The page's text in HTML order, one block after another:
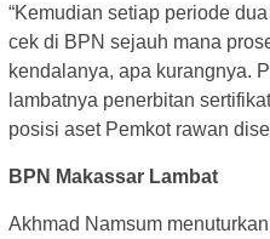
“Kemudian setiap periode
cek di BPN sejauh mana
kendalanya, apa kurangnya.
lambatnya penerbitan
posisi aset Pemkot rawan
BPN Makassar Lambat
Akhmad Namsum